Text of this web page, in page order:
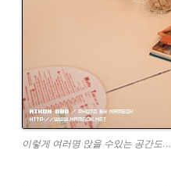
이렇게 여러명 앉을 수있는 공간도…